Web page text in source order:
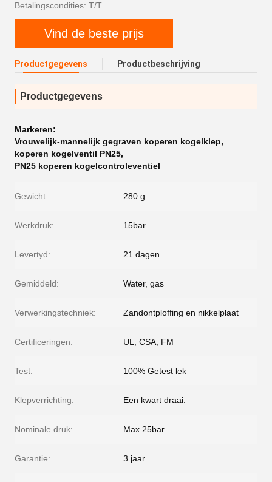
Betalingscondities: T/T
Vind de beste prijs
Productgegevens Productbeschrijving
Productgegevens
Markeren:
Vrouwelijk-mannelijk gegraven koperen kogelklep,
koperen kogelventil PN25,
PN25 koperen kogelcontroleventiel
Gewicht: 280 g
Werkdruk: 15bar
Levertyd: 21 dagen
Gemiddeld: Water, gas
Verwerkingstechniek: Zandontploffing en nikkelplaat
Certificeringen: UL, CSA, FM
Test: 100% Getest lek
Klepverrichting: Een kwart draai.
Nominale druk: Max.25bar
Garantie: 3 jaar